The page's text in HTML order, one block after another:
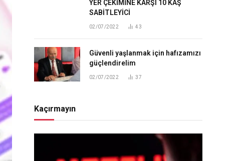
YER ÇEKİMİNE KARŞI 10 KAŞ
SABİTLEYİCİ
02/07/2022 43
Güvenli yaşlanmak için hafızamızı
güçlendirelim
02/07/2022 37
Kaçırmayın